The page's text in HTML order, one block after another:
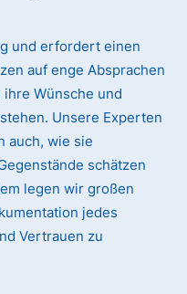
und erfordert einen
auf enge Absprachen
Wünsche und
Unsere Experten
auch, wie sie
schätzen
legen wir großen
jedes
Vertrauen zu